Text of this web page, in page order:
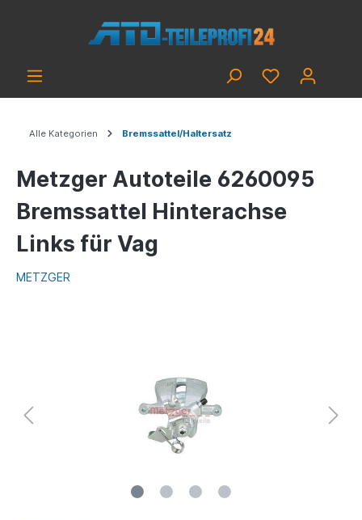
Alle Kategorien Bremssattel/Haltersatz
Metzger Autoteile 6260095
Bremssattel Hinterachse
Links für Vag
METZGER